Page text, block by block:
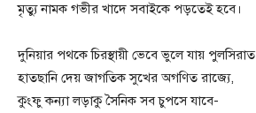
মৃত্যু নামক গভীর খাদে সবাইকে পড়তেই হবে।
দুনিয়ার পথকে চিরস্থায়ী ভেবে ভুলে যায় পুলসিরাত
হাতছানি দেয় জাগতিক সুখের অগণিত রাজ্যে,
কুংফু কন্যা লড়াকু সৈনিক সব চুপসে যাবে-